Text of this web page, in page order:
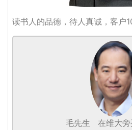
读书人的品德，待人真诚，客户
毛先生
在维大